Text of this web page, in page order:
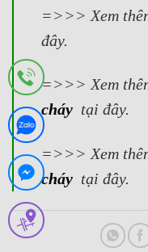
=>>> Xem
đây.
=>>> Xem
cháytại đây.
=>>> Xem
cháytại đây.